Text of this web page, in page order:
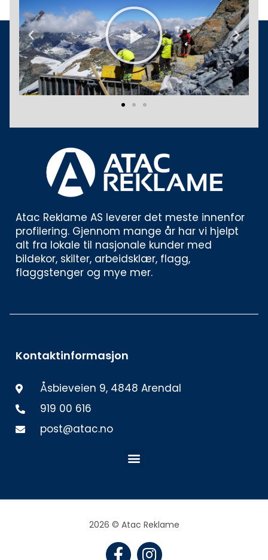
Play
Previous Next
Atac Reklame AS leverer det meste innenfor
profilering. Gjennom mange år har vi hjelpt
alt fra lokale til nasjonale kunder med
bildekor, skilter, arbeidsklær, flagg,
flaggstenger og mye mer.
Kontaktinformasjon
Åsbieveien 9, 4848 Arendal
919 00 616
post@atac.no
Meny
2026 © Atac Reklame
F I